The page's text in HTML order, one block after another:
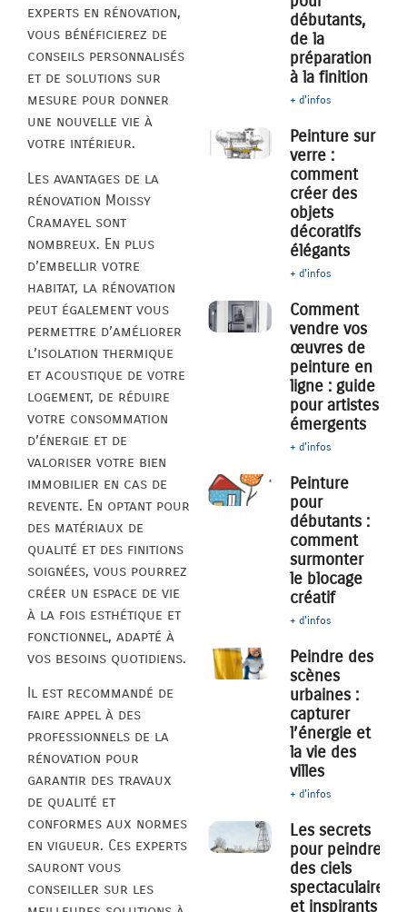
experts en rénovation,
vous bénéficierez de
conseils personnalisés
et de solutions sur
mesure pour donner
une nouvelle vie à
votre intérieur.
Les avantages de la
rénovation Moissy
Cramayel sont
nombreux. En plus
d’embellir votre
habitat, la rénovation
peut également vous
permettre d’améliorer
l’isolation thermique
et acoustique de votre
logement, de réduire
votre consommation
d’énergie et de
valoriser votre bien
immobilier en cas de
revente. En optant pour
des matériaux de
qualité et des finitions
soignées, vous pourrez
créer un espace de vie
à la fois esthétique et
fonctionnel, adapté à
vos besoins quotidiens.
Il est recommandé de
faire appel à des
professionnels de la
rénovation pour
garantir des travaux
de qualité et
conformes aux normes
en vigueur. Ces experts
sauront vous
conseiller sur les
débutants,
de la
préparation
à la finition
+ d'infos
Peinture sur
verre :
comment
créer des
objets
décoratifs
élégants
+ d'infos
Comment
vendre vos
œuvres de
peinture en
ligne : guide
pour artistes
émergents
+ d'infos
Peinture
pour
débutants :
comment
surmonter
le blocage
créatif
+ d'infos
Peindre des
scènes
urbaines :
capturer
l’énergie et
la vie des
villes
+ d'infos
Les secrets
pour peindre
des ciels
spectaculaires
et inspirants